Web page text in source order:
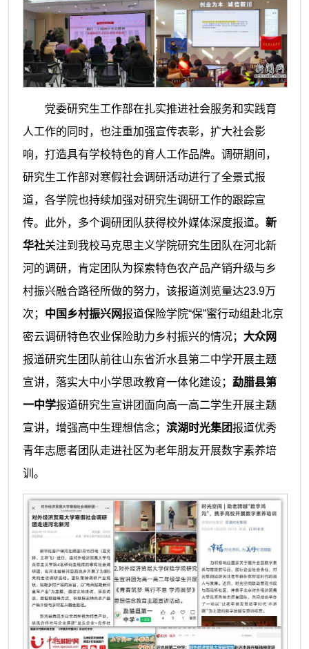
党委研究生工作部在扎实推进社会服务和实践育
人工作的同时，也注重加强宣传表彰，扩大社会影
响，打造具有学校特色的育人工作品牌。调研期间，
研究生工作部对寒假社会调研活动进行了全景式报
道，各学院也持续加强对研究生调研工作的跟踪宣
传。此外，多个调研团队获得校外媒体深度报道。 新
华社关注到我校马克思主义学院研究生团队在河北新
河的调研，肯定团队为探索特色农产品产销升级与乡
村振兴融合路径所做的努力，该报道浏览量达23.9万
次； 中国乡村振兴网报道保险学院“保”蜜行动组赴北京
密云调研特色农业保险助力乡村振兴的情况； 大众网
报道研究生团队前往山东省沂水县第二中学开展主题
宣讲，落实大中小学思政教育一体化建设； 勐腊县第
一中学报道研究生宣讲团面向高一高二学生开展主题
宣讲，增强高中生理想信念； 滨湖时光集团报道优秀
青年志愿者团队走进社区为老年朋友开展数字素养培
训。